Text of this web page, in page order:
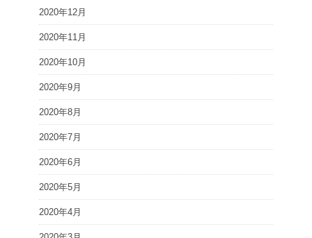
2020年12月
2020年11月
2020年10月
2020年9月
2020年8月
2020年7月
2020年6月
2020年5月
2020年4月